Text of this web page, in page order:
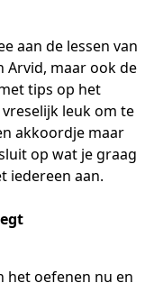
aan de lessen van
Arvid, maar ook de
tips op het
leuk om te
akkoordje maar
op wat je graag
iedereen aan.
het oefenen nu en